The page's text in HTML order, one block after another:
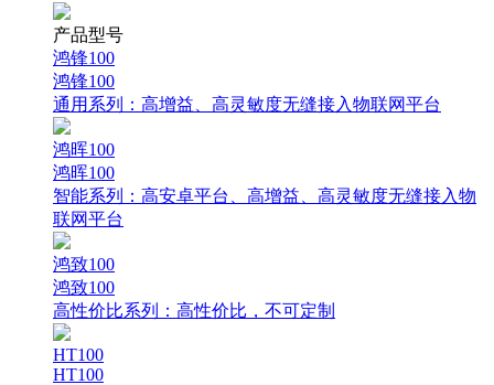
产品型号
鸿锋100
鸿锋100
通用系列： 高增益、高灵敏度无缝接入物联网平台
鸿晖100
鸿晖100
智能系列： 高安卓平台、高增益、高灵敏度无缝接入物
联网平台
鸿致100
鸿致100
高性价比系列： 高性价比，不可定制
HT100
HT100